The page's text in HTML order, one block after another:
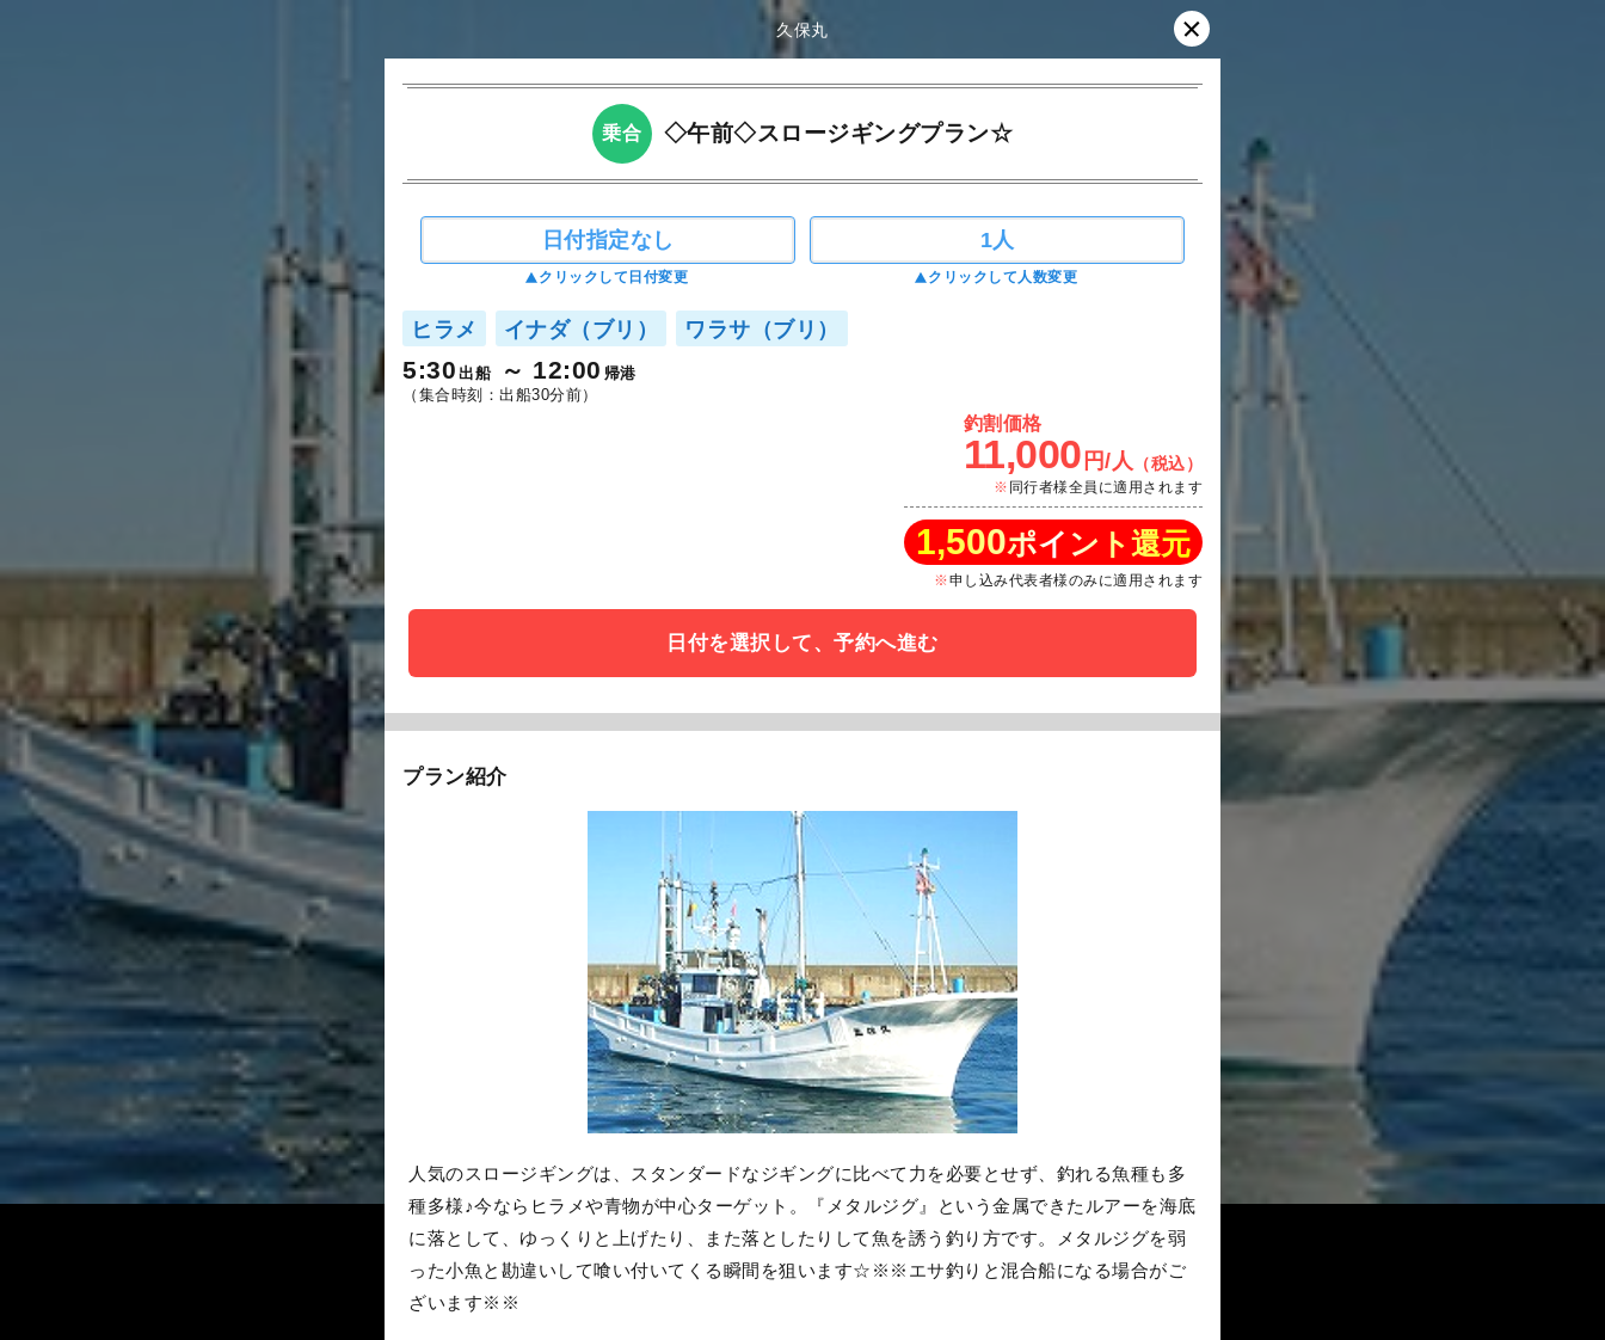
久保丸
乗合 ◇午前◇スロージギングプラン☆
日付指定なし
クリックして日付変更
1人
クリックして人数変更
ヒラメ イナダ（ブリ） ワラサ（ブリ）
5:30 出船 12:00 帰港
（集合時刻：出船30分前）
釣割価格
11,000 円/人 （税込）
同行者様全員に適用されます
1,500ポイント還元
申し込み代表者様のみに適用されます
日付を選択して、予約へ進む
プラン紹介
人気のスロージギングは、スタンダードなジギングに比べて力を必要とせず、釣れる魚種も多
種多様♪今ならヒラメや青物が中心ターゲット。『メタルジグ』という金属できたルアーを海底
に落として、ゆっくりと上げたり、また落としたりして魚を誘う釣り方です。メタルジグを弱
った小魚と勘違いして喰い付いてくる瞬間を狙います☆※※エサ釣りと混合船になる場合がご
ざいます※※